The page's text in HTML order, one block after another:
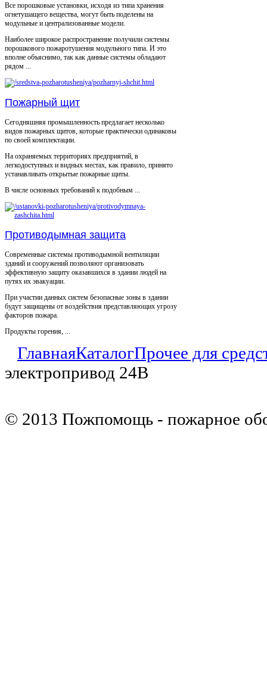
Все порошковые установки, исходя из типа хранения
огнетушащего вещества, могут быть поделены на
модульные и централизованные модели.
Наиболее широкое распространение получили системы
порошкового пожаротушения модульного типа. И это
вполне объяснимо, так как данные системы обладают
рядом ...
Пожарный щит
Сегодняшняя промышленность предлагает несколько
видов пожарных щитов, которые практически одинаковы
по своей комплектации.
На охраняемых территориях предприятий, в
легкодоступных и видных местах, как правило, принято
устанавливать открытые пожарные щиты.
В числе основных требований к подобным ...
Противодымная защита
Современные системы противодымной вентиляции
зданий и сооружений позволяют организовать
эффективную защиту оказавшихся в здании людей на
путях их эвакуации.
При участии данных систем безопасные зоны в здании
будут защищены от воздействия представляющих угрозу
факторов пожара.
Продукты горения, ...
ГлавнаяКаталогПрочее для
электропривод 24В
© 2013 Пожпомощь - пожарное